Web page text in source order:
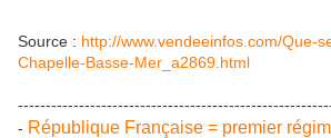
Source : http://www.vendeeinfos.com/Que-
Chapelle-Basse-Mer_a2869.html
- République Française = premier